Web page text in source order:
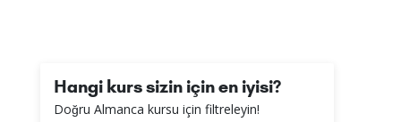
Hangi kurs sizin için en iyisi?
Doğru Almanca kursu için filtreleyin!